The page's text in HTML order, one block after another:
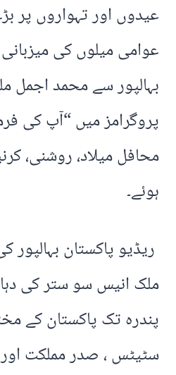
عیدوں اور تہواروں پر
عوامی میلوں کی
بہالپور سے محمد اجمل
پروگرامز میں “آپ کی
محافل میلاد، روشنی،
ہوئے۔
ریڈیو پاکستان
ملک انیس سو ستر کی
پندرہ تک پاکستان کے
سٹیٹس ، صدر مملکت